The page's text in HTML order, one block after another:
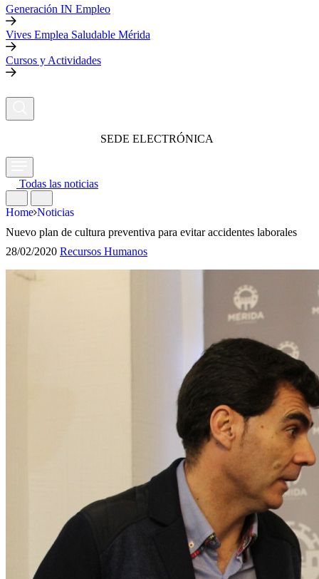
Generación IN Empleo
Vives Emplea Saludable Mérida
Cursos y Actividades
SEDE ELECTRÓNICA
Todas las noticias
Home Noticias
Nuevo plan de cultura preventiva para evitar accidentes laborales
28/02/2020 Recursos Humanos